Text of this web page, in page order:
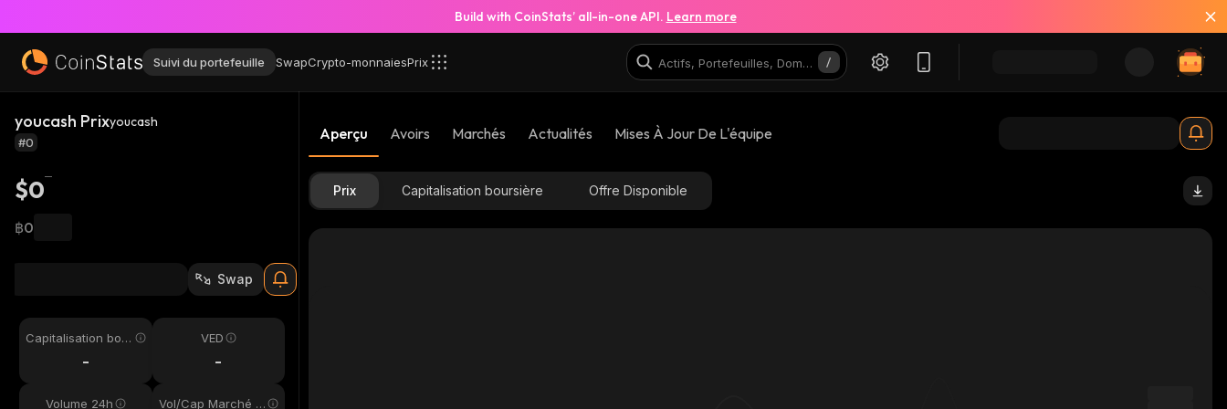
Build with CoinStats’ all-in-one API. Learn more
Suivi du portefeuille SwapCrypto-monnaiesPrix
youcash Prixyoucash
#0
$0
฿0
Swap
Capitalisation bou
-
VED
-
Volume 24h Vol/Cap Marché 2
Aperçu Avoirs Marchés Actualités Mises À Jour De L'équipe
Prix Capitalisation boursière Offre Disponible